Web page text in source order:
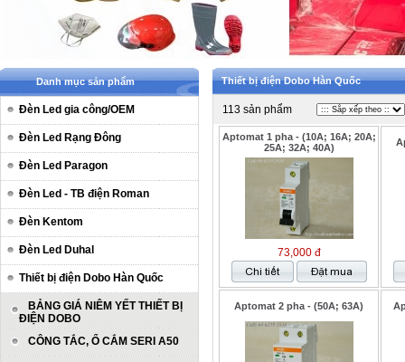
Danh mục sản phẩm
Đèn Led gia công/OEM
Đèn Led Rạng Đông
Đèn Led Paragon
Đèn Led - TB điện Roman
Đèn Kentom
Đèn Led Duhal
Thiết bị điện Dobo Hàn Quốc
BẢNG GIÁ NIÊM YẾT THIẾT BỊ
ĐIỆN DOBO
CÔNG TẮC, Ổ CẮM SERI A50
Thiết bị điện Dobo Hàn Quốc
113 sản phẩm
Aptomat 1 pha - (10A; 16A; 20A;
25A; 32A; 40A)
73,000 đ
Aptomat 2 pha - (50A; 63A)